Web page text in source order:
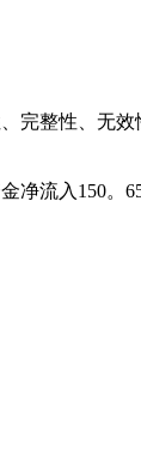
整性、无效
流入150。